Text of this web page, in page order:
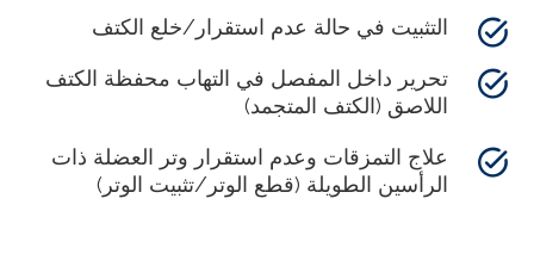
التثبيت في حالة عدم استقرار/خلع الكتف
تحرير داخل المفصل في التهاب محفظة الكتف
اللاصق (الكتف المتجمد)
علاج التمزقات وعدم استقرار وتر العضلة ذات
الرأسين الطويلة (قطع الوتر/تثبيت الوتر)